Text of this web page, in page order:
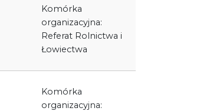
Komórka
organizacyjna:
Referat Rolnictwa i
Łowiectwa
Komórka
organizacyjna: